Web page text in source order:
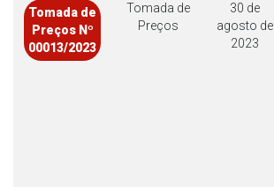
Tomada de
Preços Nº
00013/2023
Tomada de
Preços
30 de
agosto de
2023